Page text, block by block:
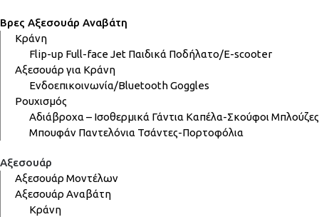
Βρες Αξεσουάρ Αναβάτη
Κράνη
Flip-up Full-faceJet Παιδικά Ποδήλατο/E-scooter
Αξεσουάρ για Κράνη
Ενδοεπικοινωνία/BluetoothGoggles
Ρουχισμός
Αδιάβροχα – Ισοθερμικά Γάντια Καπέλα-Σκούφοι Μπλούζες
Μπουφάν Παντελόνια Τσάντες-Πορτοφόλια
Αξεσουάρ
Αξεσουάρ Μοντέλων
Αξεσουάρ Αναβάτη
Κράνη